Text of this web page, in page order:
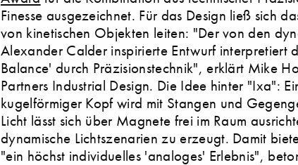
Finesse ausgezeichnet. Für das Design ließ sich
von kinetischen Objekten leiten: "Der von den
Alexander Calder inspirierte Entwurf interpretiert
Balance' durch Präzisionstechnik", erklärt Mike
Partners Industrial Design. Die Idee hinter "Ixa":
kugelförmiger Kopf wird mit Stangen und
Licht lässt sich über Magnete frei im Raum
dynamische Lichtszenarien zu erzeugt. Damit
"ein höchst individuelles 'analoges' Erlebnis",